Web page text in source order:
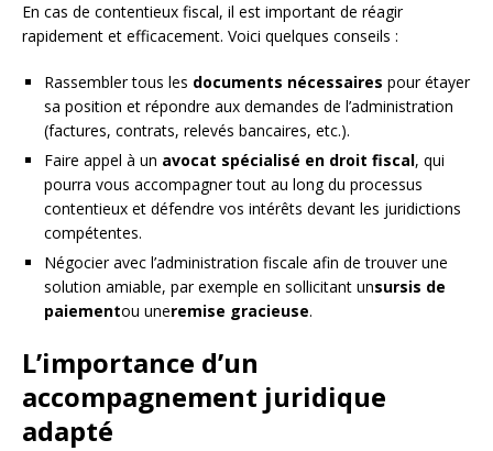
En cas de contentieux fiscal, il est important de réagir
rapidement et efficacement. Voici quelques conseils :
Rassembler tous les documents nécessaires pour étayer
sa position et répondre aux demandes de l’administration
(factures, contrats, relevés bancaires, etc.).
Faire appel à un avocat spécialisé en droit fiscal, qui
pourra vous accompagner tout au long du processus
contentieux et défendre vos intérêts devant les juridictions
compétentes.
Négocier avec l’administration fiscale afin de trouver une
solution amiable, par exemple en sollicitant unsursis de
paiementou uneremise gracieuse.
L’importance d’un
accompagnement juridique
adapté